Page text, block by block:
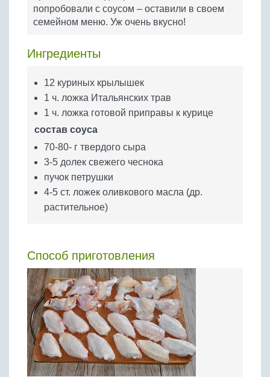
Бобовые
Яйца
попробовали с соусом – оставили в своем
семейном меню. Уж очень вкусно!
Ингредиенты
12 куриных крылышек
1 ч. ложка Итальянских трав
1 ч. ложка готовой приправы к курице
состав соуса
70-80- г твердого сыра
3-5 долек свежего чеснока
пучок петрушки
4-5 ст. ложек оливкового масла (др.
растительное)
Способ приготовления